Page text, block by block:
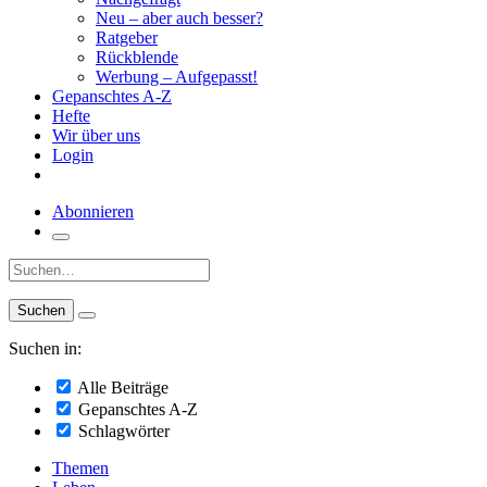
Neu – aber auch besser?
Ratgeber
Rückblende
Werbung – Aufgepasst!
Gepanschtes A-Z
Hefte
Wir über uns
Login
Abonnieren
Suche:
Suchen in:
Alle Beiträge
Gepanschtes A-Z
Schlagwörter
Themen